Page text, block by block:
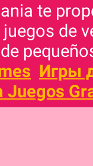
te
de
Игры
Juegos